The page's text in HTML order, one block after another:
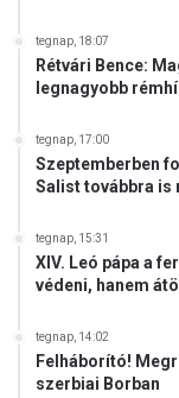
tegnap, 18:07
Rétvári Bence:
legnagyobb
tegnap, 17:00
Szeptemberben
Salist továbbra is
tegnap, 15:31
XIV. Leó pápa a
védeni, hanem
tegnap, 14:02
Felháborító!
szerbiai Borban